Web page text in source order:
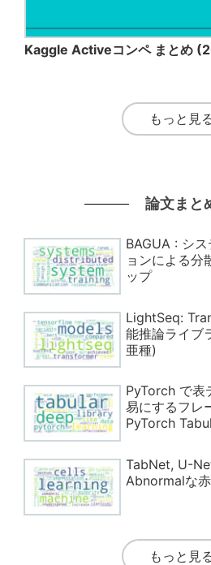
Kaggle Activeコンペ まとめ
もっと見
論文まと
BAGUA : シ
ョンによる分
ップ
LightSeq:
能推論ライブ
亜種)
PyTorch で表
易にするフレ
PyTorch
TabNet, U-
Abnormalな
もっと見